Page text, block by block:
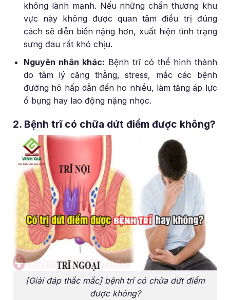
không lành mạnh. Nếu những chấn thương khu
vực này không được quan tâm điều trị đúng
cách sẽ diễn biến nặng hơn, xuất hiện tình trạng
sưng đau rất khó chịu.
Nguyên nhân khác: Bệnh trĩ có thể hình thành
do tâm lý căng thẳng, stress, mắc các bệnh
đường hô hấp dẫn đến ho nhiều, làm tăng áp lực
ổ bụng hay lao động nặng nhọc.
2. Bệnh trĩ có chữa dứt điểm được không?
[Giải đáp thắc mắc] bệnh trĩ có chữa dứt điểm
được không?